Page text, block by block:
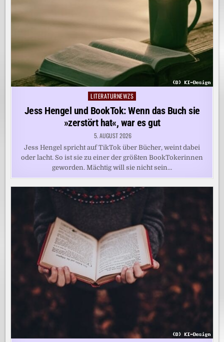
Posted
in
LITERATURNEWZS
Jess Hengel und BookTok: Wenn das Buch sie
»zerstört hat«, war es gut
5. AUGUST 2026
Jess Hengel spricht auf TikTok über Bücher, weint dabei
oder lacht. So ist sie zu einer der größten BookTokerinnen
geworden. Mächtig will sie nicht sein…